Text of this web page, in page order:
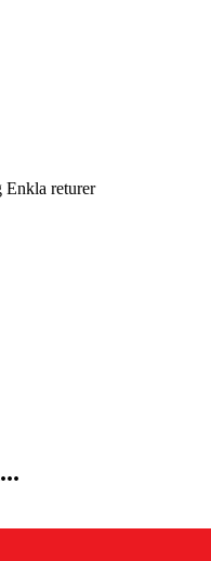
Enkla returer